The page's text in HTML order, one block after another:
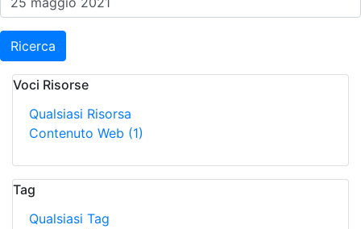
Ricerca
Voci Risorse
Qualsiasi Risorsa
Contenuto Web (1)
Tag
Qualsiasi Tag